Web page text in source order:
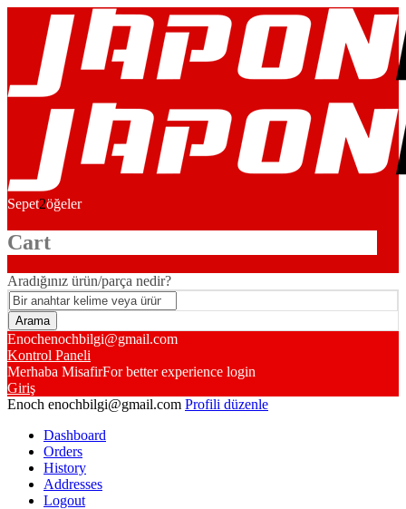
Sepet2öğeler
Cart
Aradığınız ürün/parça nedir?
Enochenochbilgi@gmail.com
Kontrol Paneli
Merhaba MisafirFor better experience login
Giriş
Enoch enochbilgi@gmail.com Profili düzenle
Dashboard
Orders
History
Addresses
Logout